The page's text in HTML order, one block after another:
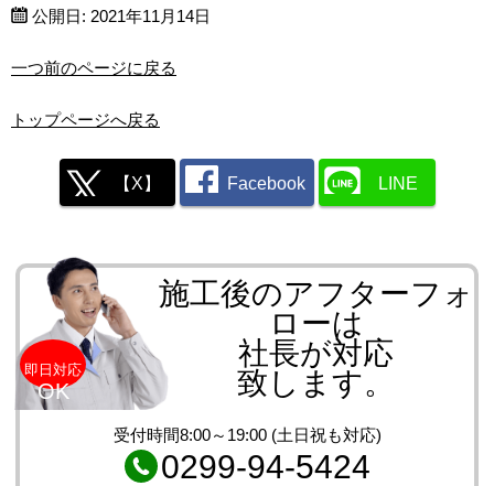
公開日: 2021年11月14日
一つ前のページに戻る
トップページへ戻る
【X】 Facebook LINE
施工後のアフターフォ
ローは
社長が対応
致します。
受付時間8:00～19:00 (土日祝も対応)
0299-94-5424
即日対応
OK